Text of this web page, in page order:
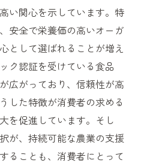
い関心を示しています。特
安全で栄養価の高いオーガ
として選ばれることが増え
ク認証を受けている食品
広がっており、信頼性が高
した特徴が消費者の求める
を促進しています。そし
が、持続可能な農業の支援
ることも、消費者にとって